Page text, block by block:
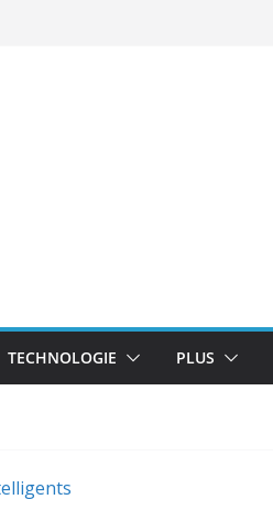
TECHNOLOGIE PLUS